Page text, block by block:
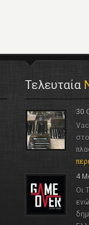
Τελευταία
30
4
Οι